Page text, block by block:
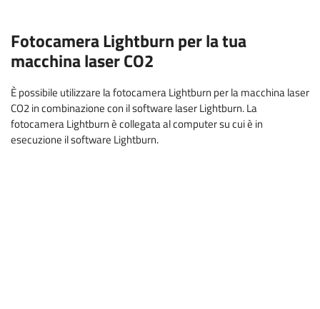
Fotocamera Lightburn per la tua
macchina laser CO2
È possibile utilizzare la fotocamera Lightburn per la macchina laser
CO2 in combinazione con il software laser Lightburn. La
fotocamera Lightburn è collegata al computer su cui è in
esecuzione il software Lightburn.